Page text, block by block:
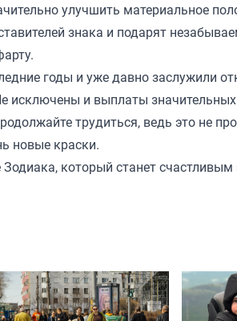
улучшить материальное
знака и подарят
годы и уже давно заслужили
исключены и выплаты
трудиться, ведь это не
новые краски.
Зодиака, который станет